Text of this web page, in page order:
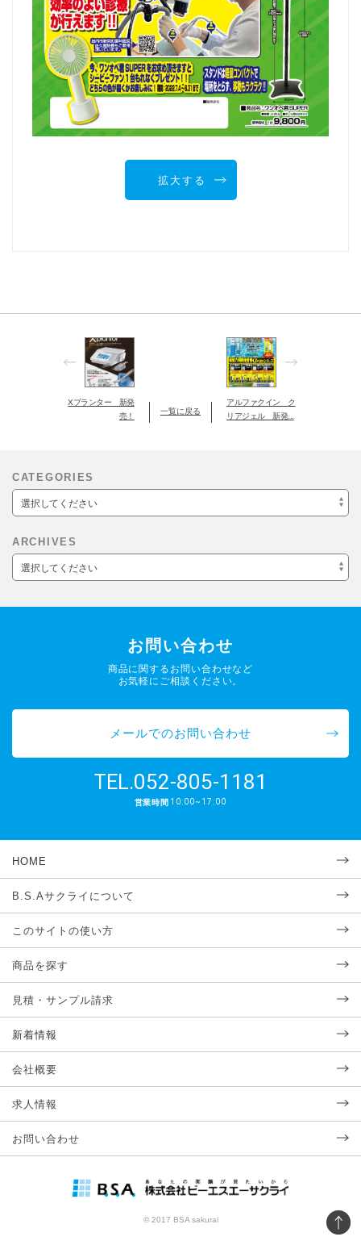
拡大する
Xプランター 新発
売！
一覧に戻る
アルファクイン ク
リアジェル 新発...
CATEGORIES
選択してください
ARCHIVES
選択してください
お問い合わせ
商品に関するお問い合わせなど
お気軽にご相談ください。
メールでのお問い合わせ
TEL.052-805-1181
営業時間 10:00~17:00
HOME
B.S.Aサクライについて
このサイトの使い方
商品を探す
見積・サンプル請求
新着情報
会社概要
求人情報
お問い合わせ
© 2017 BSA sakurai